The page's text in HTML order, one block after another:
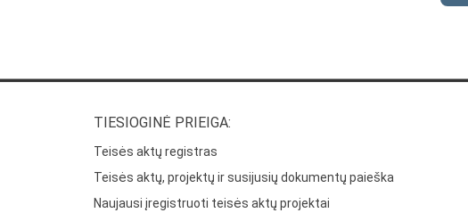
TIESIOGINĖ PRIEIGA:
Teisės aktų registras
Teisės aktų, projektų ir susijusių dokumentų paieška
Naujausi įregistruoti teisės aktų projektai